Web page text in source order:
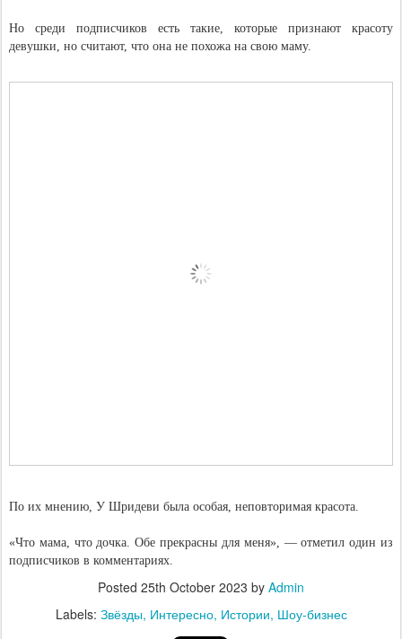
Но среди подписчиков есть такие, которые признают красоту
девушки, но считают, что она не похожа на свою маму.
По их мнению, У Шридеви была особая, неповторимая красота.
«Что мама, что дочка. Обе прекрасны для меня», — отметил один из
подписчиков в комментариях.
Posted 25th October 2023 by Admin
Labels: Звёзды Интересно Истории Шоу-бизнес